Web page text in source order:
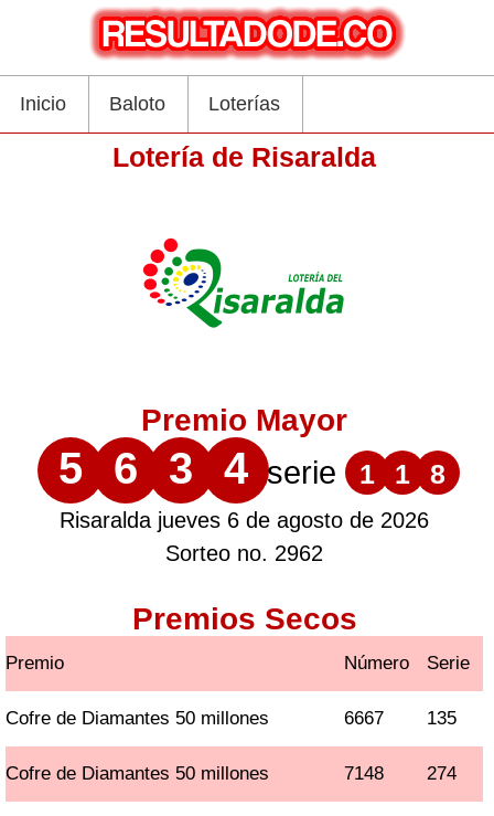
Inicio Baloto Loterías
Lotería de Risaralda
Premio Mayor
5 6 3 4 serie 1 1 8
Risaralda jueves 6 de agosto de 2026
Sorteo no. 2962
Premios Secos
Premio Número Serie
Cofre de Diamantes 50 millones 6667 135
Cofre de Diamantes 50 millones 7148 274